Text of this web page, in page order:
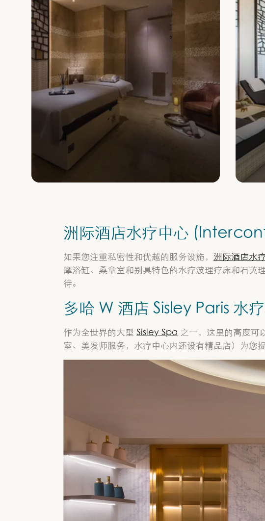
洲际酒店水疗中心
如果您注重私密性和优越的服务设施， 洲际酒店水
摩浴缸、桑拿室和别具特色的水疗波理疗床和石
待。
多哈 W 酒店 Sisley Paris 水
作为全世界的大型 Sisley Spa 之一，这里的高度可
室、美发师服务，水疗中心内还设有精品店）为您